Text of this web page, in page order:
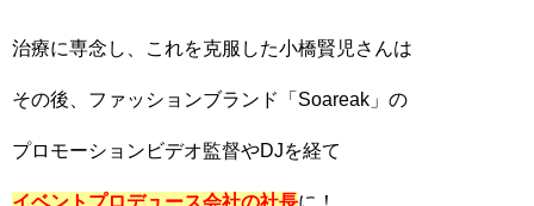
治療に専念し、これを克服した小橋賢児さんは
その後、ファッションブランド「Soareak」の
プロモーションビデオ監督やDJを経て
イベントプロデュース会社の社長に！